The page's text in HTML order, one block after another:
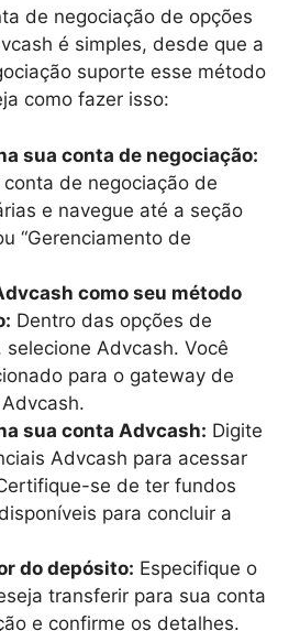
de negociação de opções
é simples, desde que a
suporte esse método
como fazer isso:
sua conta de negociação:
de negociação de
e navegue até a seção
“Gerenciamento de
como seu método
Dentro das opções de
selecione Advcash. Você
para o gateway de
sua conta Advcash: Digite
Advcash para acessar
se de ter fundos
para concluir a
do depósito: Especifique o
transferir para sua conta
e confirme os detalhes.